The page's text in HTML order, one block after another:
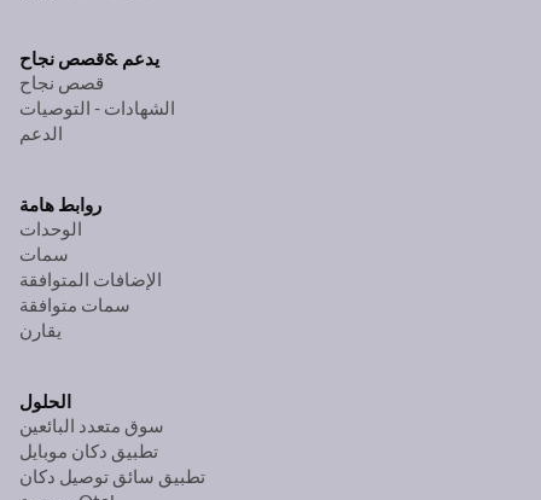
يدعم &قصص نجاح
قصص نجاح
الشهادات - التوصيات
الدعم
روابط هامة
الوحدات
سمات
الإضافات المتوافقة
سمات متوافقة
يقارن
الحلول
سوق متعدد البائعين
تطبيق دكان موبايل
تطبيق سائق توصيل دكان